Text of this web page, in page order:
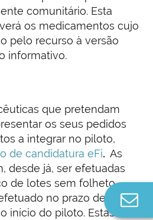
comunitário. Esta
os medicamentos cujo
pelo recurso à versão
informativo.
que pretendam
os seus pedidos
a integrar no piloto,
de candidatura eFi. As
desde já, ser efetuadas
de lotes sem folheto
no prazo de
início do piloto. Estas